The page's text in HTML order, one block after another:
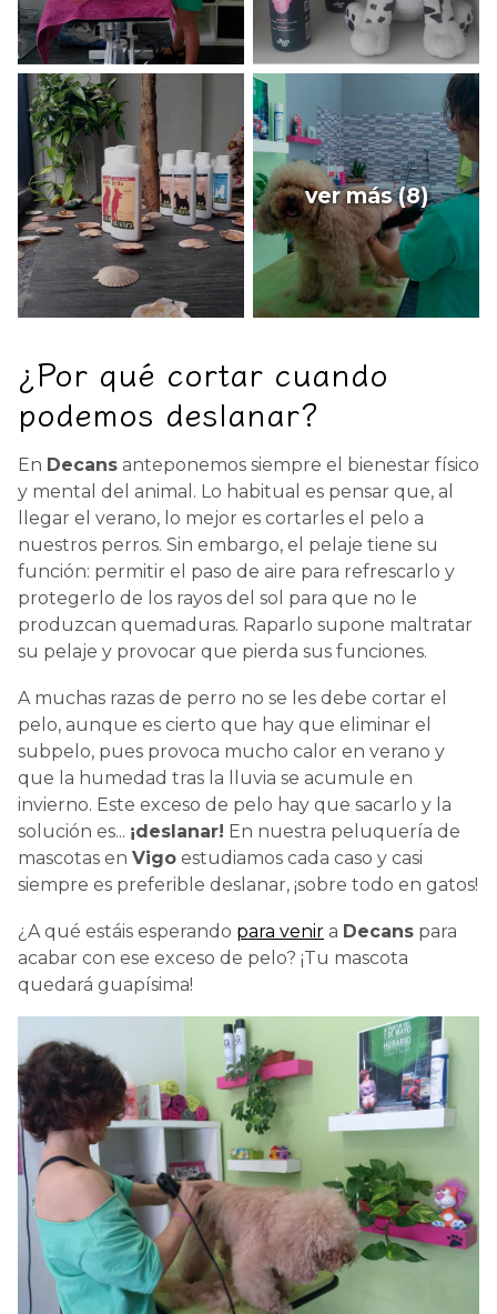
ver más (8)
¿Por qué cortar cuando
podemos deslanar?
En Decans anteponemos siempre el bienestar físico
y mental del animal. Lo habitual es pensar que, al
llegar el verano, lo mejor es cortarles el pelo a
nuestros perros. Sin embargo, el pelaje tiene su
función: permitir el paso de aire para refrescarlo y
protegerlo de los rayos del sol para que no le
produzcan quemaduras. Raparlo supone maltratar
su pelaje y provocar que pierda sus funciones.
A muchas razas de perro no se les debe cortar el
pelo, aunque es cierto que hay que eliminar el
subpelo, pues provoca mucho calor en verano y
que la humedad tras la lluvia se acumule en
invierno. Este exceso de pelo hay que sacarlo y la
solución es... ¡deslanar! En nuestra peluquería de
mascotas en Vigo estudiamos cada caso y casi
siempre es preferible deslanar, ¡sobre todo en gatos!
¿A qué estáis esperando para venir a Decans para
acabar con ese exceso de pelo? ¡Tu mascota
quedará guapísima!